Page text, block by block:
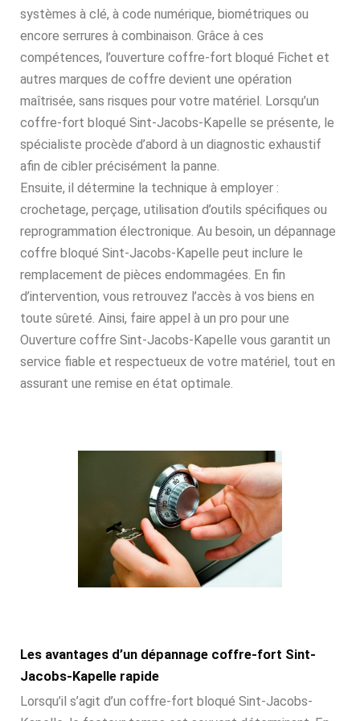
systèmes à clé, à code numérique, biométriques ou
encore serrures à combinaison. Grâce à ces
compétences, l’ouverture coffre-fort bloqué Fichet et
autres marques de coffre devient une opération
maîtrisée, sans risques pour votre matériel. Lorsqu’un
coffre-fort bloqué Sint-Jacobs-Kapelle se présente, le
spécialiste procède d’abord à un diagnostic exhaustif
afin de cibler précisément la panne.
Ensuite, il détermine la technique à employer :
crochetage, perçage, utilisation d’outils spécifiques ou
reprogrammation électronique. Au besoin, un dépannage
coffre bloqué Sint-Jacobs-Kapelle peut inclure le
remplacement de pièces endommagées. En fin
d’intervention, vous retrouvez l’accès à vos biens en
toute sûreté. Ainsi, faire appel à un pro pour une
Ouverture coffre Sint-Jacobs-Kapelle vous garantit un
service fiable et respectueux de votre matériel, tout en
assurant une remise en état optimale.
Les avantages d’un dépannage coffre-fort Sint-
Jacobs-Kapelle rapide
Lorsqu’il s’agit d’un coffre-fort bloqué Sint-Jacobs-